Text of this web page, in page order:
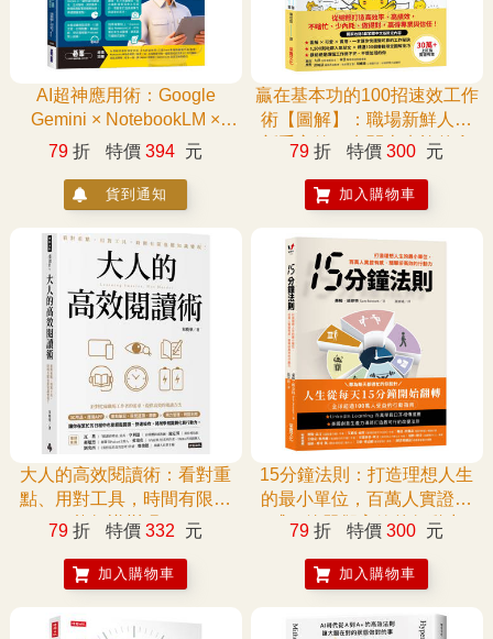
AI超神應用術：Google
Gemini × NotebookLM ×
Nano Banana Pro × Veo ×
強全面升級版)(附3大學習資
源：範例素材/提示詞/影音教
學)
79 折 特價 394 元
貨到通知
贏在基本功的100招速效工作
術【圖解】：職場新鮮人、
新手主管、卡關上班族的實
做得又快又好
79 折 特價 300 元
加入購物車
大人的高效閱讀術：看對重
點、用對工具，時間有限也
能知識變現！
79 折 特價 332 元
加入購物車
15分鐘法則：打造理想人生
的最小單位，百萬人實證有
感，簡單卻高效的行動力
79 折 特價 300 元
加入購物車